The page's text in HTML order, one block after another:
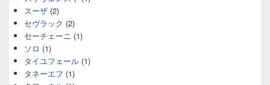
スーザ (2)
セヴラック (2)
セーチェーニ (1)
ソロ (1)
タイユフェール (1)
タネーエフ (1)